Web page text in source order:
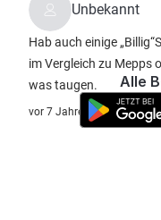
Unbekannt
Hab auch einige
im Vergleich zu Mepps
was taugen.
vor 7 Jahre
Alle